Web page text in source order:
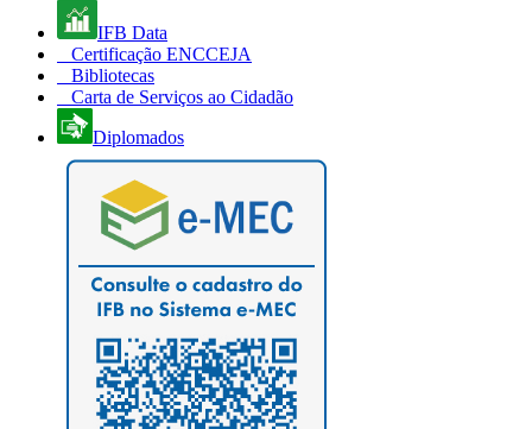
IFB Data
Certificação ENCCEJA
Bibliotecas
Carta de Serviços ao Cidadão
Diplomados